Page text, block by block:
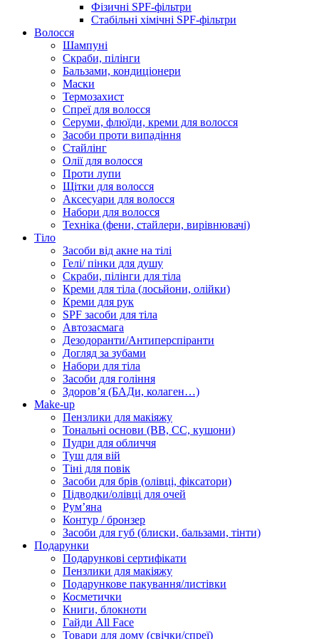
Фізичні SPF-фільтри
Стабільні хімічні SPF-фільтри
Волосся
Шампуні
Скраби, пілінги
Бальзами, кондиціонери
Маски
Термозахист
Спреї для волосся
Серуми, флюїди, креми для волосся
Засоби проти випадіння
Стайлінг
Олії для волосся
Проти лупи
Щітки для волосся
Аксесуари для волосся
Набори для волосся
Техніка (фени, стайлери, вирівнювачі)
Тіло
Засоби від акне на тілі
Гелі/ пінки для душу
Скраби, пілінги для тіла
Креми для тіла (лосьйони, олійки)
Креми для рук
SPF засоби для тіла
Автозасмага
Дезодоранти/Антиперспіранти
Догляд за зубами
Набори для тіла
Засоби для гоління
Здоровʼя (БАДи, колаген…)
Make-up
Пензлики для макіяжу
Тональні основи (BB, CC, кушони)
Пудри для обличчя
Туш для вій
Тіні для повік
Засоби для брів (олівці, фіксатори)
Підводки/олівці для очей
Румʼяна
Контур / бронзер
Засоби для губ (блиски, бальзами, тінти)
Подарунки
Подарункові сертифікати
Пензлики для макіяжу
Подарункове пакування/листівки
Косметички
Книги, блокноти
Гайди All Face
Товари для дому (свічки/спреї)